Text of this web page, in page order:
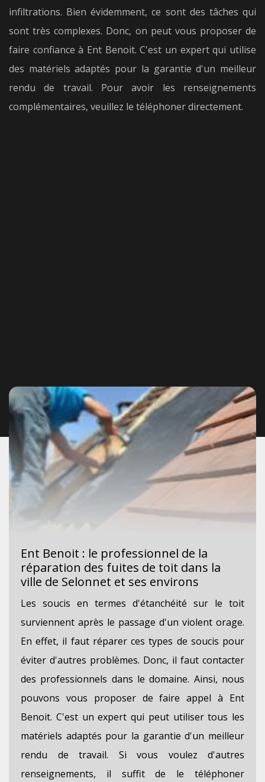
infiltrations. Bien évidemment, ce sont des tâches qui
sont très complexes. Donc, on peut vous proposer de
faire confiance à Ent Benoit. C'est un expert qui utilise
des matériels adaptés pour la garantie d'un meilleur
rendu de travail. Pour avoir les renseignements
complémentaires, veuillez le téléphoner directement.
Ent Benoit : le professionnel de la
réparation des fuites de toit dans la
ville de Selonnet et ses environs
Les soucis en termes d'étanchéité sur le toit
surviennent après le passage d'un violent orage.
En effet, il faut réparer ces types de soucis pour
éviter d'autres problèmes. Donc, il faut contacter
des professionnels dans le domaine. Ainsi, nous
pouvons vous proposer de faire appel à Ent
Benoit. C'est un expert qui peut utiliser tous les
matériels adaptés pour la garantie d'un meilleur
rendu de travail. Si vous voulez d'autres
renseignements, il suffit de le téléphoner